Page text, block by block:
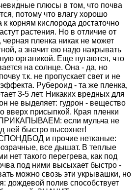
плюсы в том, что почва
потому что влагу хорошо
к корням кислорода достаточно
растения. Но в отличие от
черная пленка никак не может
а значит ею надо накрывать
органикой. Еще пугаются, что
на солнце. Она - да, но
т.к. не пропускает свет и не
Рубероид - та же пленка,
3-5 лет. Никаких вредных для
не выделяет: гудрон - вещество
вверх присыпкой. Края пленки
ПРИКАПЫВАЕМ: если мульча не
ней быстро высохнет!
и прочие нетканые:
все дышат. В теплые
нет такого перегрева, как под
под ними высыхает быстро -
можно свозь эти укрывашки, но
дождевой полив способствует